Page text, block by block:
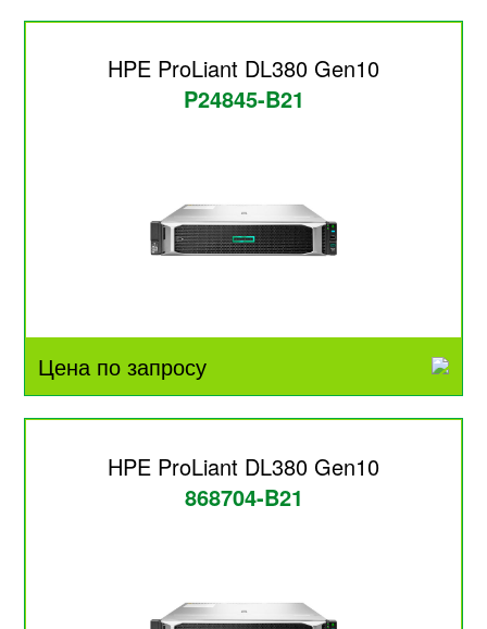
HPE ProLiant DL380 Gen10
P24845-B21
Цена по запросу
HPE ProLiant DL380 Gen10
868704-B21